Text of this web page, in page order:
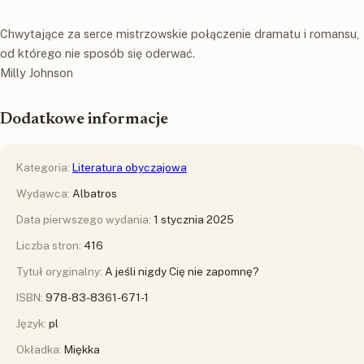
Chwytające za serce mistrzowskie połączenie dramatu i romansu,
od którego nie sposób się oderwać.
Milly Johnson
Dodatkowe informacje
Kategoria: Literatura obyczajowa
Wydawca: Albatros
Data pierwszego wydania: 1 stycznia 2025
Liczba stron: 416
Tytuł oryginalny: A jeśli nigdy Cię nie zapomnę?
ISBN: 978-83-8361-671-1
Język: pl
Okładka: Miękka